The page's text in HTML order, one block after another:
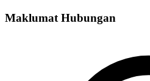
Maklumat Hubungan